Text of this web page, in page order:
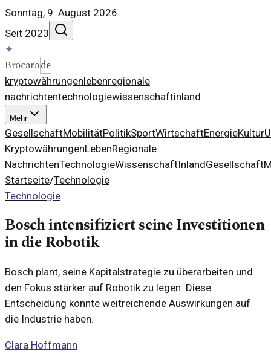
Sonntag, 9. August 2026
Seit 2023
✦
Brocarade
kryptowährungenlebenregionale
nachrichtentechnologiewissenschaftinland
Mehr
GesellschaftMobilitätPolitikSportWirtschaftEnergieKultur
KryptowährungenLebenRegionale
NachrichtenTechnologieWissenschaftInlandGesellschaft
Startseite/Technologie
Technologie
Bosch intensifiziert seine Investitionen
in die Robotik
Bosch plant, seine Kapitalstrategie zu überarbeiten und
den Fokus stärker auf Robotik zu legen. Diese
Entscheidung könnte weitreichende Auswirkungen auf
die Industrie haben.
Clara Hoffmann